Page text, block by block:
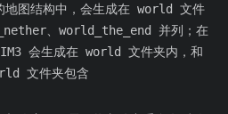
图结构中，会生成在 world 文件
、world_the_end 并列；在
会生成在 world 文件夹内，和
文件夹包含